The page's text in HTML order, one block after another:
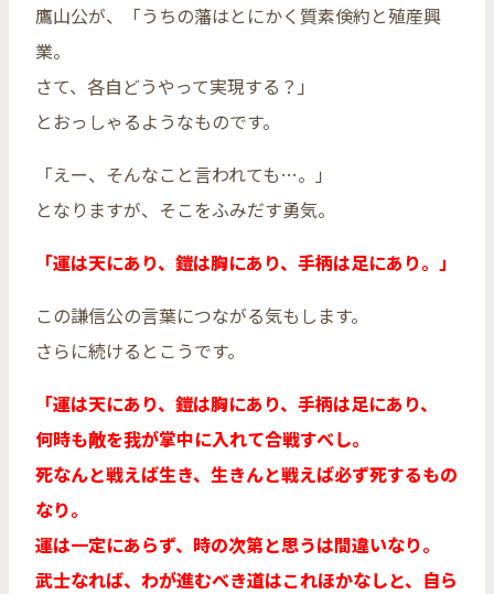
鷹山公が、「うちの藩はとにかく質素倹約と殖産興
業。
さて、各自どうやって実現する？」
とおっしゃるようなものです。
「えー、そんなこと言われても…。」
となりますが、そこをふみだす勇気。
「運は天にあり、鎧は胸にあり、手柄は足にあり。」
この謙信公の言葉につながる気もします。
さらに続けるとこうです。
「運は天にあり、鎧は胸にあり、手柄は足にあり、
何時も敵を我が掌中に入れて合戦すべし。
死なんと戦えば生き、生きんと戦えば必ず死するもの
なり。
運は一定にあらず、時の次第と思うは間違いなり。
武士なれば、わが進むべき道はこれほかなしと、自ら